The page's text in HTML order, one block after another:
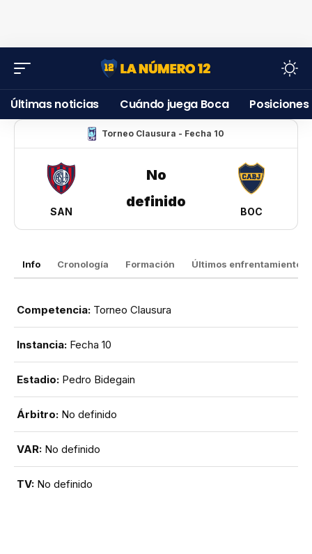
Últimas noticias Cuándo juega Boca Posiciones
Torneo Clausura - Fecha 10
SAN
No
definido
BOC
Info Cronología Formación Últimos enfrentamientos
Competencia: Torneo Clausura
Instancia: Fecha 10
Estadio: Pedro Bidegain
Árbitro: No definido
VAR: No definido
TV: No definido